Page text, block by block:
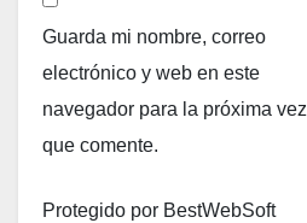
Guarda mi nombre, correo
electrónico y web en este
navegador para la próxima vez
que comente.
Protegido por BestWebSoft